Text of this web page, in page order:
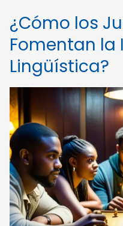
¿Cómo los
Fomentan la
Lingüística?